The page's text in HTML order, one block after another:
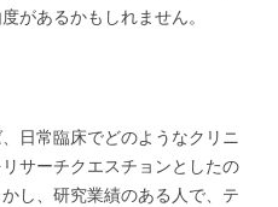
があるかもしれません。
日常臨床でどのようなクリニ
サーチクエスチョンとしたの
し、研究業績のある人で、テ